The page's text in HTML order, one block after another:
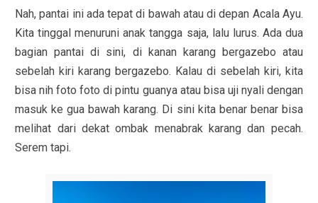
Nah, pantai ini ada tepat di bawah atau di depan Acala Ayu.
Kita tinggal menuruni anak tangga saja, lalu lurus. Ada dua
bagian pantai di sini, di kanan karang bergazebo atau
sebelah kiri karang bergazebo. Kalau di sebelah kiri, kita
bisa nih foto foto di pintu guanya atau bisa uji nyali dengan
masuk ke gua bawah karang. Di sini kita benar benar bisa
melihat dari dekat ombak menabrak karang dan pecah.
Serem tapi.